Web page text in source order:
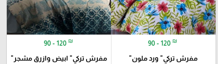
90 - 120 ₪
مفرش تركي" ورد ملون"
90 - 120 ₪
مفرش تركي" ابيض وازرق مشجر"